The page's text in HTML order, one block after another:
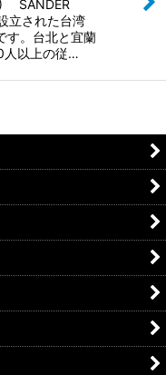
) SANDER
立された台湾
す。台北と宜蘭
人以上の従…